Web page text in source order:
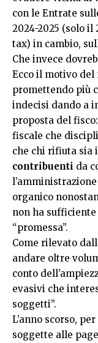
con le Entrate
2024-2025 (solo
tax) in cambio,
Che invece
Ecco il motivo del
promettendo più
indecisi dando a
proposta del
fiscale che
che chi rifiuta sia
contribuenti da
organico
non ha
“promessa”.
Come rilevato
andare oltre
conto
evasivi che
soggetti”.
L’anno scorso,
soggette alle